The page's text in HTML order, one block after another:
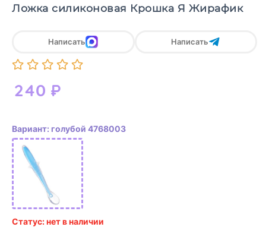
Ложка силиконовая Крошка Я Жирафик
240 ₽
Написать Написать
Вариант: голубой 4768003
Статус: нет в наличии